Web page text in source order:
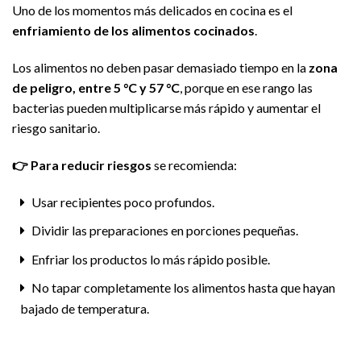
Uno de los momentos más delicados en cocina es el
enfriamiento de los alimentos cocinados.
Los alimentos no deben pasar demasiado tiempo en la zona
de peligro, entre 5 °C y 57 °C, porque en ese rango las
bacterias pueden multiplicarse más rápido y aumentar el
riesgo sanitario.
👉 Para reducir riesgos se recomienda:
Usar recipientes poco profundos.
Dividir las preparaciones en porciones pequeñas.
Enfriar los productos lo más rápido posible.
No tapar completamente los alimentos hasta que hayan
bajado de temperatura.